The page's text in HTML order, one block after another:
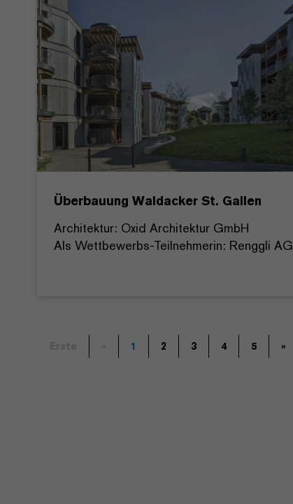
Überbauung Waldacker St. Gallen
Architektur: Oxid Architektur GmbH
Als Wettbewerbs-Teilnehmerin: Renggli AG
1 2 3 4 5 »